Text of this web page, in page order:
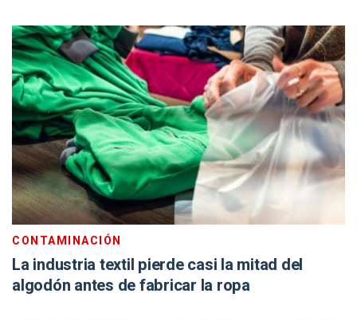
CONTAMINACIÓN
La industria textil pierde casi la mitad del
algodón antes de fabricar la ropa